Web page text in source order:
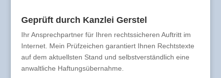
Geprüft durch Kanzlei Gerstel
Ihr Ansprechpartner für Ihren rechtssicheren Auftritt im
Internet. Mein Prüfzeichen garantiert Ihnen Rechtstexte
auf dem aktuellsten Stand und selbstverständlich eine
anwaltliche Haftungsübernahme.